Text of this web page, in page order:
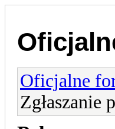
Oficjalne
Zgłaszanie